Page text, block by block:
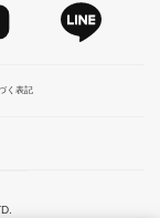
く表記